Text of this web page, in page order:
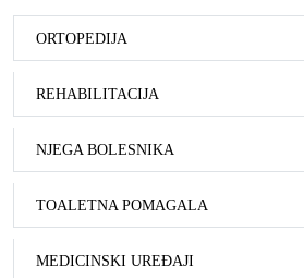
ORTOPEDIJA
REHABILITACIJA
NJEGA BOLESNIKA
TOALETNA POMAGALA
MEDICINSKI UREĐAJI